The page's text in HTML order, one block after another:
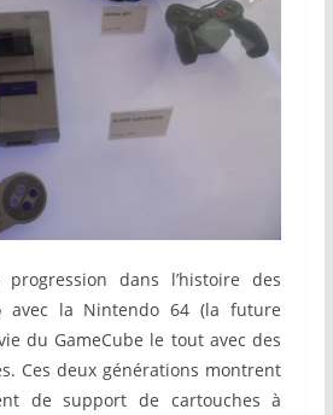
progression dans l’histoire des
avec la Nintendo 64 (la future
du GameCube le tout avec des
Ces deux générations montrent
de support de cartouches à